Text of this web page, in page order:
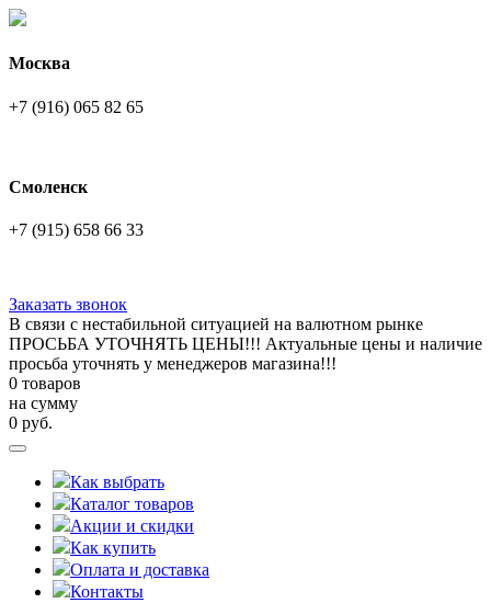
Москва
+7 (916) 065 82 65
Смоленск
+7 (915) 658 66 33
Заказать звонок
В связи с нестабильной ситуацией на валютном рынке
ПРОСЬБА УТОЧНЯТЬ ЦЕНЫ!!! Актуальные цены и наличие
просьба уточнять у менеджеров магазина!!!
0 товаров
на сумму
0 руб.
Как выбрать
Каталог товаров
Акции и скидки
Как купить
Оплата и доставка
Контакты